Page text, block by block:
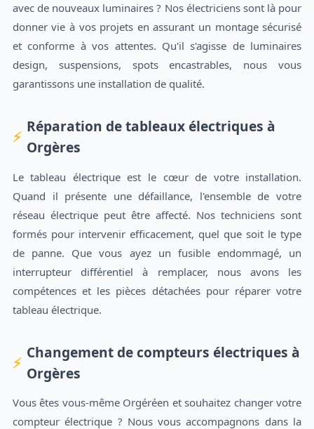
avec de nouveaux luminaires ? Nos électriciens sont là pour
donner vie à vos projets en assurant un montage sécurisé
et conforme à vos attentes. Qu'il s'agisse de luminaires
design, suspensions, spots encastrables, nous vous
garantissons une installation de qualité.
Réparation de tableaux électriques à
Orgères
Le tableau électrique est le cœur de votre installation.
Quand il présente une défaillance, l'ensemble de votre
réseau électrique peut être affecté. Nos techniciens sont
formés pour intervenir efficacement, quel que soit le type
de panne. Que vous ayez un fusible endommagé, un
interrupteur différentiel à remplacer, nous avons les
compétences et les pièces détachées pour réparer votre
tableau électrique.
Changement de compteurs électriques à
Orgères
Vous êtes vous-même Orgéréen et souhaitez changer votre
compteur électrique ? Nous vous accompagnons dans la